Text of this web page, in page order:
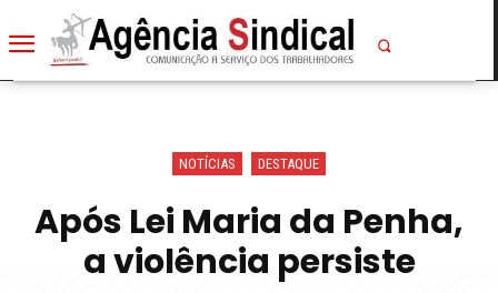
NOTÍCIAS DESTAQUE
Após Lei Maria da Penha,
a violência persiste